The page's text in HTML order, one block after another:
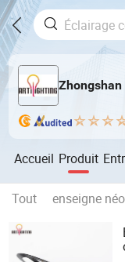
Accueil Produit
Tout enseigne